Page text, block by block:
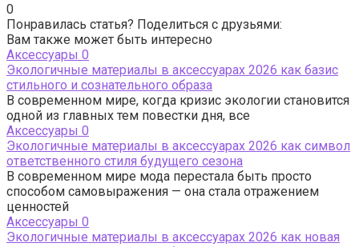
0
Понравилась статья? Поделиться с друзьями:
Вам также может быть интересно
Аксессуары 0
Экологичные материалы в аксессуарах 2026 как базис
стильного и сознательного образа
В современном мире, когда кризис экологии становится
одной из главных тем повестки дня, все
Аксессуары 0
Экологичные материалы в аксессуарах 2026 как символ
ответственного стиля будущего сезона
В современном мире мода перестала быть просто
способом самовыражения — она стала отражением
ценностей
Аксессуары 0
Экологичные материалы в аксессуарах 2026 как новая